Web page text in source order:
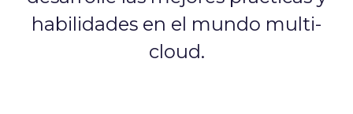
habilidades en el mundo multi-
cloud.